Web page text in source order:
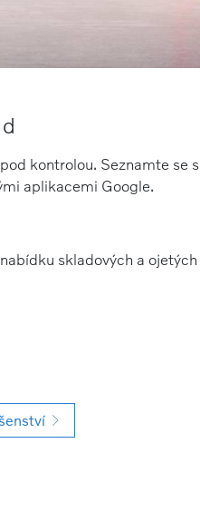
kontrolou. Seznamte se s
aplikacemi Google.
skladových a ojetých